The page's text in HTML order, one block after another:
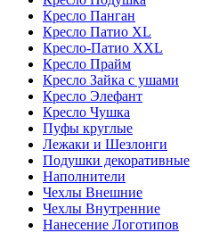
Кресло Панган
Кресло Патио XL
Кресло-Патио XXL
Кресло Прайм
Кресло Зайка с ушами
Кресло Элефант
Кресло Чушка
Пуфы круглые
Лежаки и Шезлонги
Подушки декоративные
Наполнители
Чехлы Внешние
Чехлы Внутренние
Нанесение Логотипов